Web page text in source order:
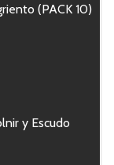
(PACK 10)
y Escudo